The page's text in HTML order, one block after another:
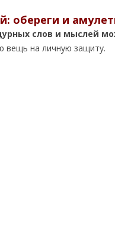
обереги и
слов и мыслей
вещь на личную защиту.